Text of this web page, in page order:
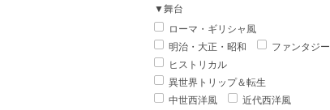
▼舞台
ローマ・ギリシャ風
明治・大正・昭和
ファンタジー
ヒストリカル
異世界トリップ＆転生
中世西洋風
近代西洋風